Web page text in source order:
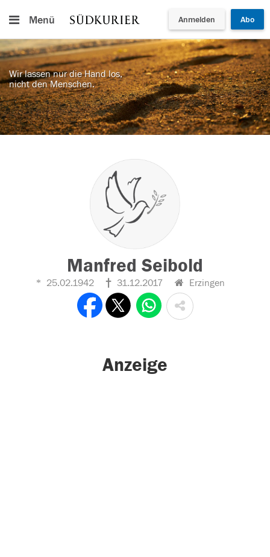
Menü Anmelden Abo
Wir lassen nur die Hand los,
nicht den Menschen.
Manfred Seibold
25.02.1942 31.12.2017 Erzingen
Anzeige